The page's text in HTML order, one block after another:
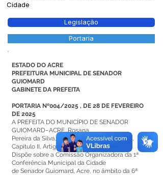
Cidade
Legislação
Portaria
ESTADO DO ACRE
PREFEITURA MUNICIPAL DE SENADOR
GUIOMARD
GABINETE DA PREFEITA
PORTARIA Nº004/2025 , DE 28 DE FEVEREIRO
DE 2025
A PREFEITA DO MUNICÍPIO DE SENADOR
GUIOMARD–ACRE, Rosana
Pereira da Silva, com base na Lei Orgânica,
Capítulo II, Artigo 89.
Dispõe sobre a Comissão Organizadora da 1ª
Conferência Municipal da Cidade
de Senador Guiomard, Acre, no âmbito da 6ª